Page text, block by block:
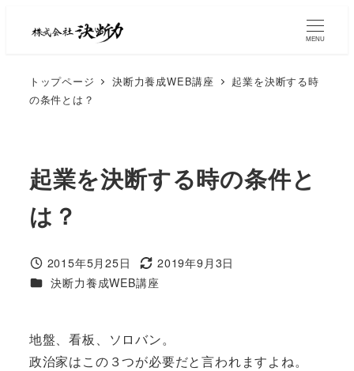
MENU
トップページ 決断力養成WEB講座
起業を決断する時
の条件とは？
起業を決断する時の条件と
は？
2015年5月25日
2019年9月3日
決断力養成WEB講座
地盤、看板、ソロバン。
政治家はこの３つが必要だと言われますよね。